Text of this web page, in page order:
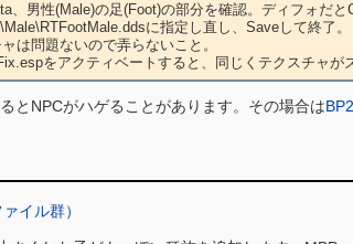
をアクティベートすると、同じくテクスチャが
とNPCがハゲることがあります。その場合は
イル群）